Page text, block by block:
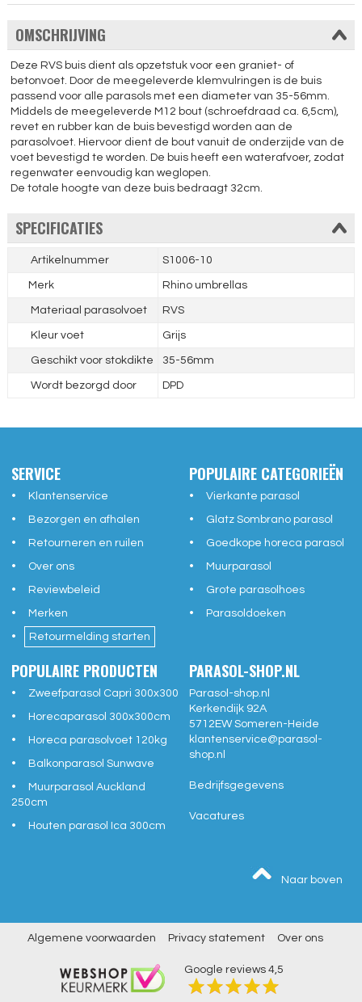
OMSCHRIJVING
Deze RVS buis dient als opzetstuk voor een graniet- of
betonvoet. Door de meegeleverde klemvulringen is de buis
passend voor alle parasols met een diameter van 35-56mm.
Middels de meegeleverde M12 bout (schroefdraad ca. 6,5cm),
revet en rubber kan de buis bevestigd worden aan de
parasolvoet. Hiervoor dient de bout vanuit de onderzijde van de
voet bevestigd te worden. De buis heeft een waterafvoer, zodat
regenwater eenvoudig kan weglopen.
De totale hoogte van deze buis bedraagt 32cm.
SPECIFICATIES
Artikelnummer S1006-10
Merk Rhino umbrellas
Materiaal parasolvoet RVS
Kleur voet Grijs
Geschikt voor stokdikte 35-56mm
Wordt bezorgd door DPD
SERVICE
Klantenservice
Bezorgen en afhalen
Retourneren en ruilen
Over ons
Reviewbeleid
Merken
Retourmelding starten
POPULAIRE CATEGORIEËN
Vierkante parasol
Glatz Sombrano parasol
Goedkope horeca parasol
Muurparasol
Grote parasolhoes
Parasoldoeken
POPULAIRE PRODUCTEN
Zweefparasol Capri 300x300
Horecaparasol 300x300cm
Horeca parasolvoet 120kg
Balkonparasol Sunwave
Muurparasol Auckland
250cm
Houten parasol Ica 300cm
PARASOL-SHOP.NL
Parasol-shop.nl
Kerkendijk 92A
5712EW Someren-Heide
klantenservice@parasol-
shop.nl
Bedrijfsgegevens
Vacatures
Naar boven
Algemene voorwaarden Privacy statement Over ons
Google reviews 4,5